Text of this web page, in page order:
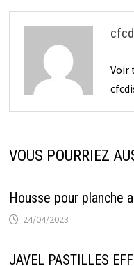
Voir
VOUS POURRIEZ
Housse pour planche
24/04/2023
JAVEL PASTILLES